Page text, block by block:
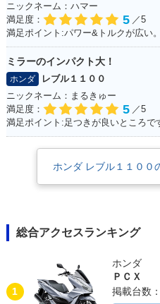
ニックネーム：ハマー
満足度：
5 ／5
ミラーのインパクト大！
ホンダ
レブル１１００
ニックネーム：まるきゅー
満足度：
5 ／5
ホンダ レブル１１００
総合アクセスランキング
1
ホンダ
ＰＣＸ
掲載台数